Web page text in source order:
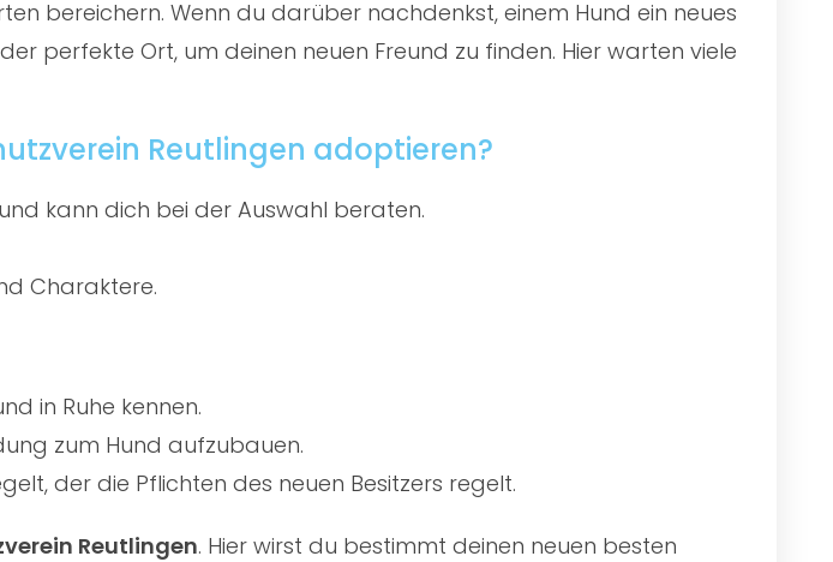
bereichern. Wenn du darüber nachdenkst, einem Hund ein neues
der perfekte Ort, um deinen neuen Freund zu finden. Hier warten viele
Reutlingen adoptieren?
kann dich bei der Auswahl beraten.
Charaktere.
in Ruhe kennen.
zum Hund aufzubauen.
der die Pflichten des neuen Besitzers regelt.
Reutlingen. Hier wirst du bestimmt deinen neuen besten